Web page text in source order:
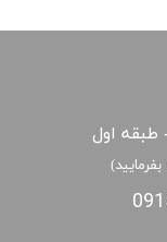
طبقه اول